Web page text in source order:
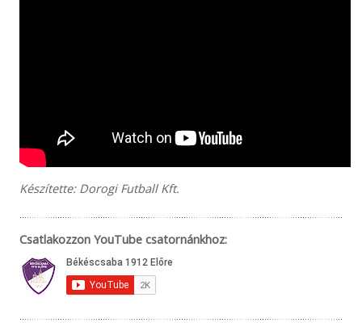
Készítette: Dorogi Futball Kft.
Csatlakozzon YouTube csatornánkhoz: